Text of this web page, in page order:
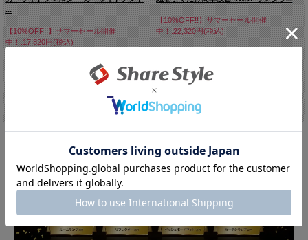
...
【10%OFF!!】サマーセール開催
中！:17,820円(税込)
【10%OFF!!】サマーセール開催
中！:22,320円(税込)